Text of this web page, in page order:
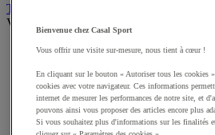
Textile Multisport
Voir tous les produits
Sous-vêtements sport
Survêtements
Premieres couches, sous-maillots
Débardeurs de sport
Sweats de sport
Bienvenue chez Casal Sport
Vous offrir une visite sur-mesure, nous tient à cœur !
En cliquant sur le bouton « Autoriser tous les cookies
cookies avec votre navigateur. Ces informations
internet de mesurer les performances de notre site, et
pouvons ainsi vous proposer des articles encore plus
Si vous souhaitez plus d'informations sur les finalités